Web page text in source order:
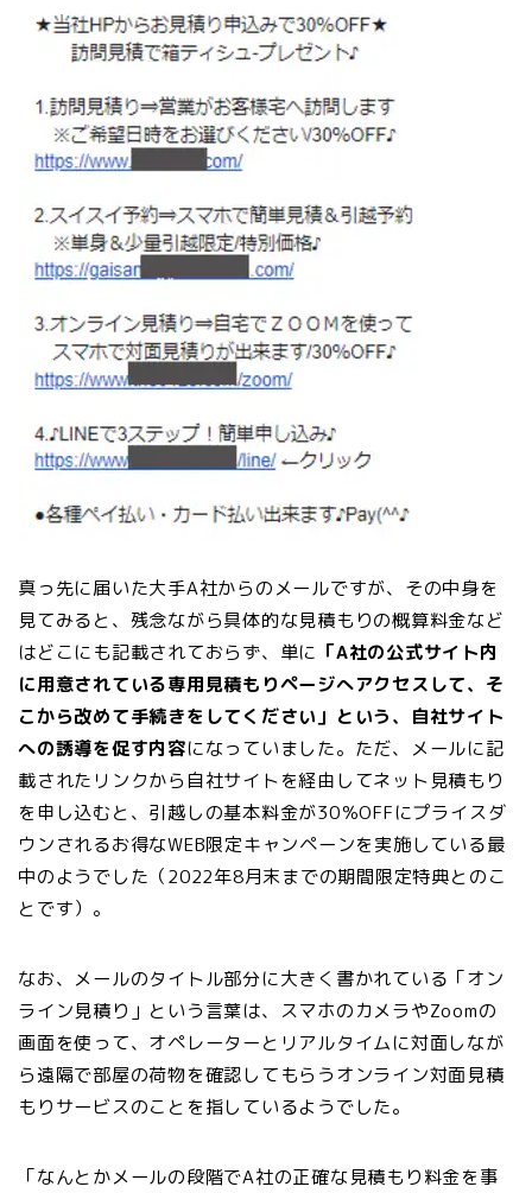
真っ先に届いた大手A社からのメールですが、その中身を
見てみると、残念ながら具体的な見積もりの概算料金など
はどこにも記載されておらず、単に 「A社の公式サイト内
に用意されている専用見積もりページへアクセスして、そ
こから改めて手続きをしてください」という、自社サイト
への誘導を促す内容になっていました。ただ、メールに記
載されたリンクから自社サイトを経由してネット見積もり
を申し込むと、引越しの基本料金が30％OFFにプライスダ
ウンされるお得なWEB限定キャンペーンを実施している最
中のようでした（2022年8月末までの期間限定特典とのこ
とです）。
なお、メールのタイトル部分に大きく書かれている「オン
ライン見積り」という言葉は、スマホのカメラやZoomの
画面を使って、オペレーターとリアルタイムに対面しなが
ら遠隔で部屋の荷物を確認してもらうオンライン対面見積
もりサービスのことを指しているようでした。
「なんとかメールの段階でA社の正確な見積もり料金を事